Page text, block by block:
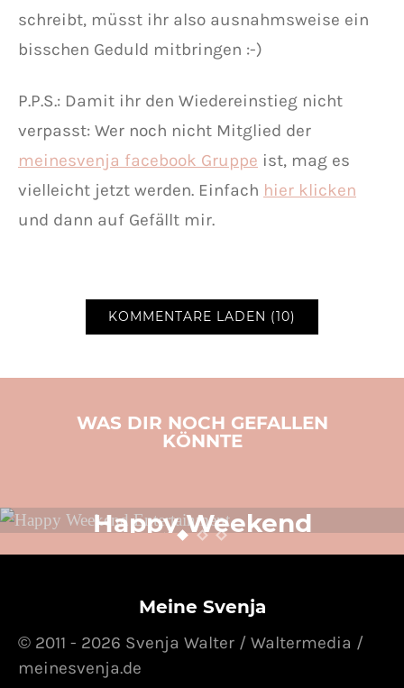
schreibt, müsst ihr also ausnahmsweise ein
bisschen Geduld mitbringen :-)
P.P.S.: Damit ihr den Wiedereinstieg nicht
verpasst: Wer noch nicht Mitglied der
meinesvenja facebook Gruppe ist, mag es
vielleicht jetzt werden. Einfach hier klicken
und dann auf Gefällt mir.
KOMMENTARE LADEN (10)
WAS DIR NOCH GEFALLEN
KÖNNTE
Happy Weekend
Entertainment
Meine Svenja
© 2011 - 2026 Svenja Walter / Waltermedia /
meinesvenja.de